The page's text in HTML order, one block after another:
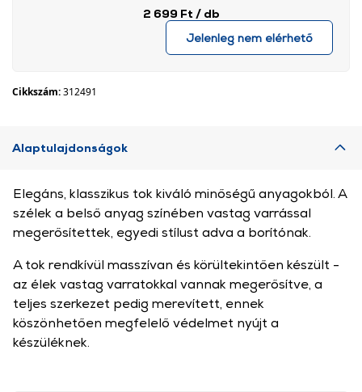
2 699 Ft / db
Jelenleg nem elérhető
Cikkszám:312491
Alaptulajdonságok
Elegáns, klasszikus tok kiváló minőségű anyagokból. A
szélek a belső anyag színében vastag varrással
megerősítettek, egyedi stílust adva a borítónak.
A tok rendkívül masszívan és körültekintően készült -
az élek vastag varratokkal vannak megerősítve, a
teljes szerkezet pedig merevített, ennek
köszönhetően megfelelő védelmet nyújt a
készüléknek.